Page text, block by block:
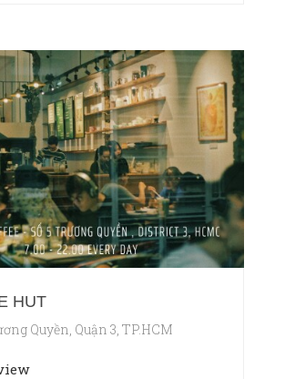
HUT
Quyền, Quận 3, TP.HCM